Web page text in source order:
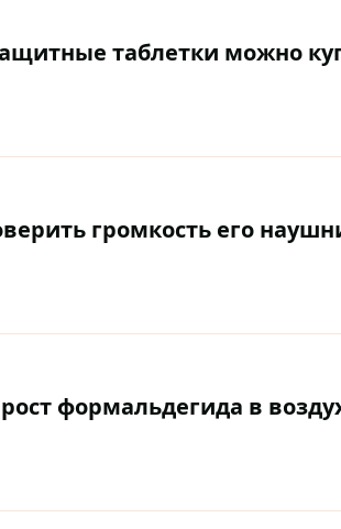
таблетки можно
громкость его
формальдегида в